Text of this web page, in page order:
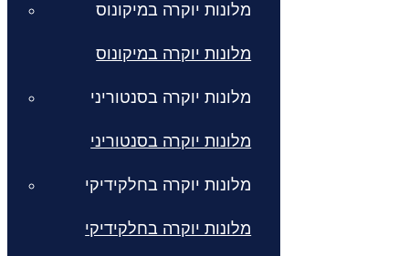
מלונות יוקרה במיקונוס
מלונות יוקרה במיקונוס
מלונות יוקרה בסנטוריני
מלונות יוקרה בסנטוריני
מלונות יוקרה בחלקידיקי
מלונות יוקרה בחלקידיקי